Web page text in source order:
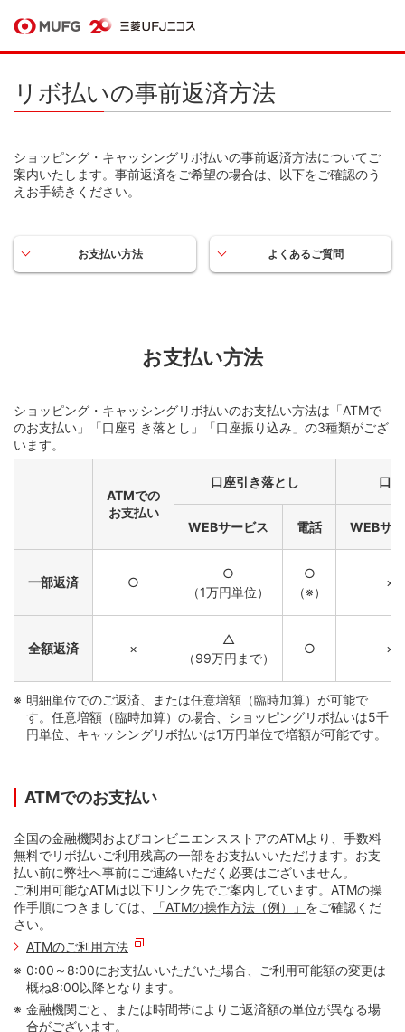
リボ払いの事前返済方法
ショッピング・キャッシングリボ払いの事前返済方法についてご
案内いたします。事前返済をご希望の場合は、以下をご確認のう
えお手続きください。
お支払い方法 よくあるご質問
お支払い方法
ショッピング・キャッシングリボ払いのお支払い方法は「ATMで
のお支払い」「口座引き落とし」「口座振り込み」の3種類がござ
います。
ATMでの
お支払い
口座引き落とし 口
WEBサービス 電話 WEBサ
一部返済 ○
○
（1万円単位）
○
（※）
×
全額返済 ×
△
（99万円まで）
○ ×
明細単位でのご返済、または任意増額（臨時加算）が可能で
す。任意増額（臨時加算）の場合、ショッピングリボ払いは5千
円単位、キャッシングリボ払いは1万円単位で増額が可能です。
ATMでのお支払い
全国の金融機関およびコンビニエンスストアのATMより、手数料
無料でリボ払いご利用残高の一部をお支払いいただけます。お支
払い前に弊社へ事前にご連絡いただく必要はございません。
ご利用可能なATMは以下リンク先でご案内しています。ATMの操
作手順につきましては、
「ATMの操作方法（例）」 をご確認くだ
さい。
ATMのご利用方法
0:00～8:00にお支払いいただいた場合、ご利用可能額の変更は
概ね8:00以降となります。
金融機関ごと、または時間帯によりご返済額の単位が異なる場
合がございます。